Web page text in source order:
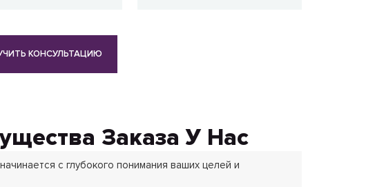
КОНСУЛЬТАЦИЮ
Заказа У Нас
с глубокого понимания ваших целей и